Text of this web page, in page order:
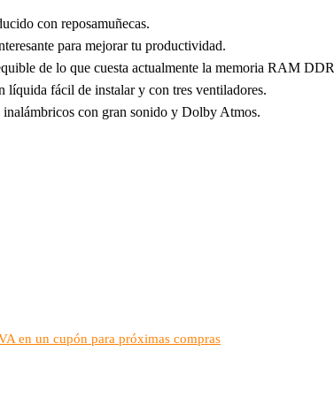
con reposamuñecas.
para mejorar tu productividad.
de lo que cuesta actualmente la memoria RAM
líquida fácil de instalar y con tres ventiladores.
inalámbricos con gran sonido y Dolby Atmos.
en un cupón para próximas compras